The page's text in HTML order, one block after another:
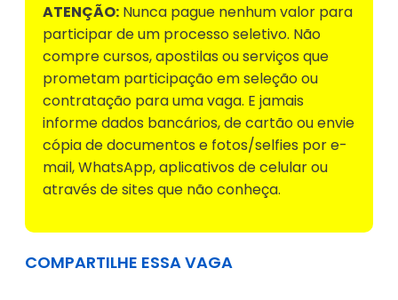
ATENÇÃO: Nunca pague nenhum valor para
participar de um processo seletivo. Não
compre cursos, apostilas ou serviços que
prometam participação em seleção ou
contratação para uma vaga. E jamais
informe dados bancários, de cartão ou envie
cópia de documentos e fotos/selfies por e-
mail, WhatsApp, aplicativos de celular ou
através de sites que não conheça.
COMPARTILHE ESSA VAGA